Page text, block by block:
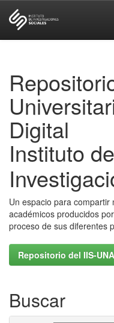
Digital
Instituto de
Un espacio para
académicos producidos
proceso de sus diferentes
Repositorio del IIS-
Buscar